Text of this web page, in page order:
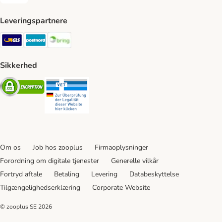
Leveringspartnere
GLS Shipping Method
Postnord Shipping Method
Sikkerhed
Security
Om os Job hos zooplus
Firmaoplysninger
Forordning om digitale tjenester
Generelle vilkår
Fortryd aftale
Betaling Levering
Databeskyttelse
Tilgængelighedserklæring
Corporate Website
© zooplus SE 2026